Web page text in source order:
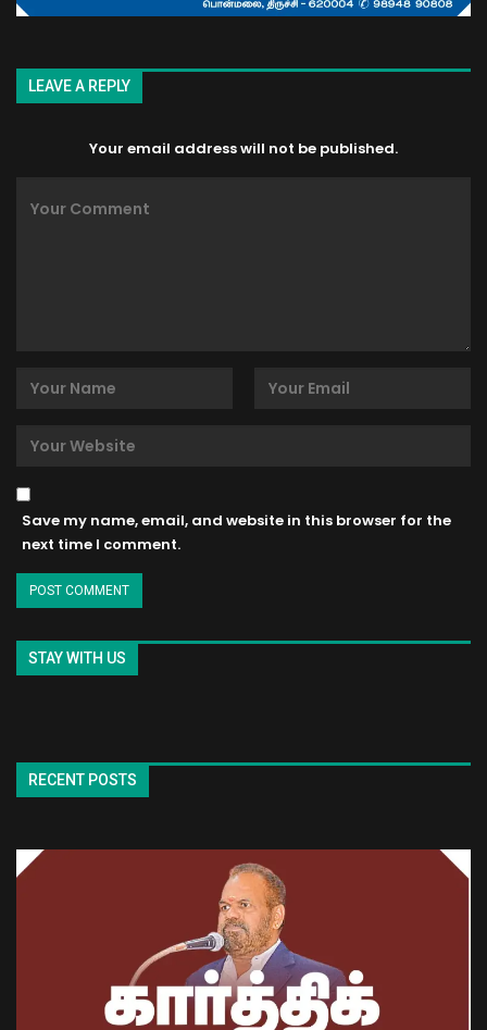
LEAVE A REPLY
Your email address will not be published.
Save my name, email, and website in this browser for the
next time I comment.
STAY WITH US
RECENT POSTS